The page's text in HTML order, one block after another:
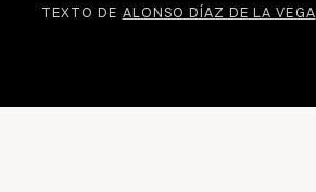
TEXTO DE ALONSO DÍAZ DE LA VEGA